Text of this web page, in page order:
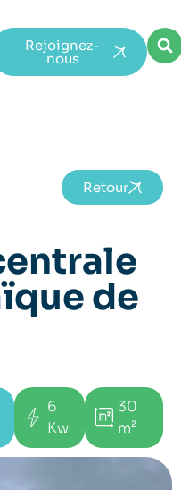
Rejoignez-
nous
de
Retour
6
Kw
30
m²